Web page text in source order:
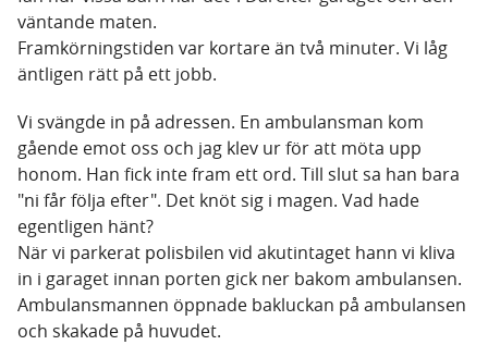
väntande maten.
Framkörningstiden var kortare än två minuter. Vi låg
äntligen rätt på ett jobb.
Vi svängde in på adressen. En ambulansman kom
gående emot oss och jag klev ur för att möta upp
honom. Han fick inte fram ett ord. Till slut sa han bara
"ni får följa efter". Det knöt sig i magen. Vad hade
egentligen hänt?
När vi parkerat polisbilen vid akutintaget hann vi kliva
in i garaget innan porten gick ner bakom ambulansen.
Ambulansmannen öppnade bakluckan på ambulansen
och skakade på huvudet.